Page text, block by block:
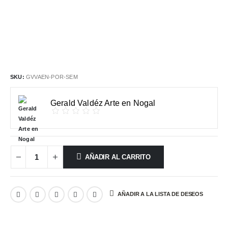
SKU: GVVAEN-POR-SEM
Gerald Valdéz Arte en Nogal
AÑADIR AL CARRITO
AÑADIR A LA LISTA DE DESEOS